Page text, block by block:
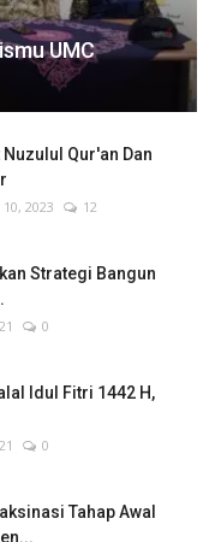
UMC
Qur'an Dan
2023 12
Strategi Bangun
0
Idul Fitri 1442 H,
0
Tahap Awal